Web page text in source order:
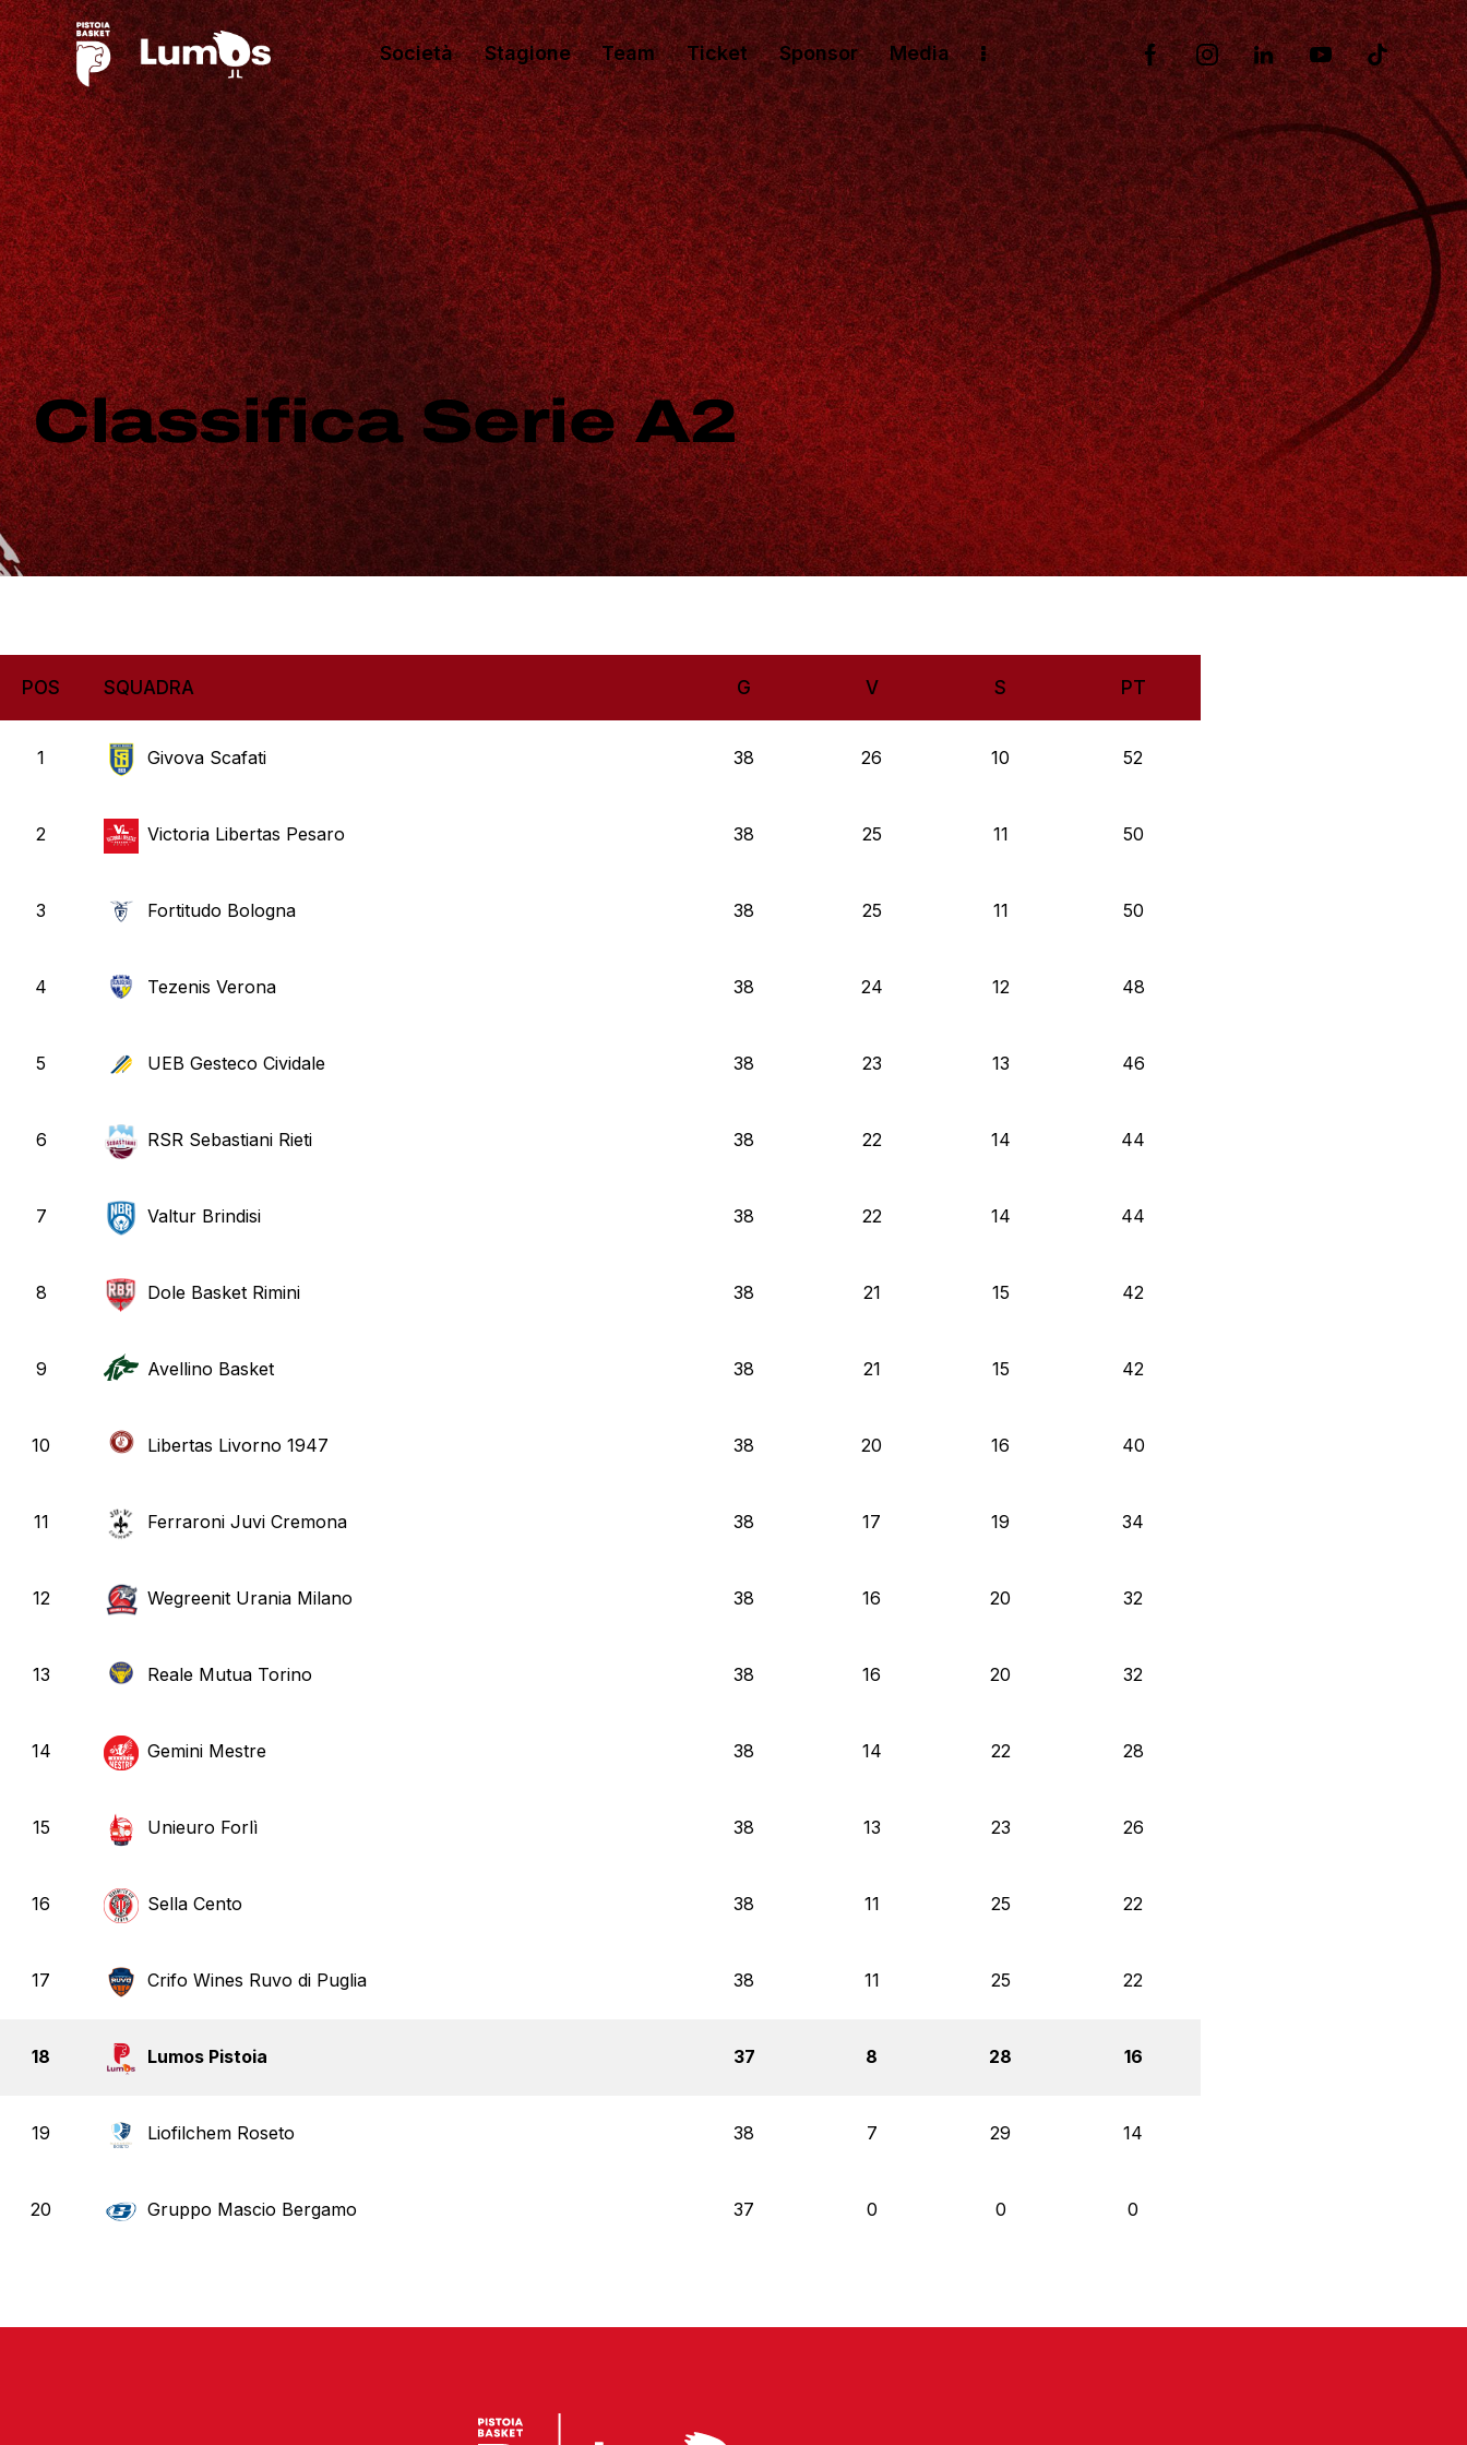
Società Stagione Team Ticket Sponsor Media
Classifica Serie A2
POS SQUADRA G V S PT
1 Givova Scafati 38 26 10 52
2 Victoria Libertas Pesaro 38 25 11 50
3 Fortitudo Bologna 38 25 11 50
4 Tezenis Verona 38 24 12 48
5 UEB Gesteco Cividale 38 23 13 46
6 RSR Sebastiani Rieti 38 22 14 44
7 Valtur Brindisi 38 22 14 44
8 Dole Basket Rimini 38 21 15 42
9 Avellino Basket 38 21 15 42
10 Libertas Livorno 1947 38 20 16 40
11 Ferraroni Juvi Cremona 38 17 19 34
12 Wegreenit Urania Milano 38 16 20 32
13 Reale Mutua Torino 38 16 20 32
14 Gemini Mestre 38 14 22 28
15 Unieuro Forlì 38 13 23 26
16 Sella Cento 38 11 25 22
17 Crifo Wines Ruvo di Puglia 38 11 25 22
18 Lumos Pistoia 37 8 28 16
19 Liofilchem Roseto 38 7 29 14
20 Gruppo Mascio Bergamo 37 0 0 0